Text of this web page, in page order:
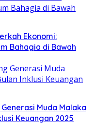
Ekonomi:
Bahagia di Bawah
Muda Malaka
Keuangan 2025